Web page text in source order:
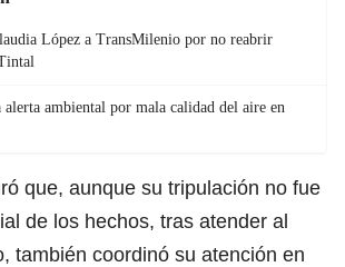
López a TransMilenio por no reabrir
ambiental por mala calidad del aire en
que, aunque su tripulación no fue
de los hechos, tras atender al
también coordinó su atención en